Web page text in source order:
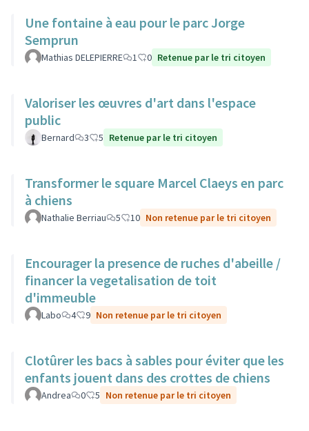
Une fontaine à eau pour le parc Jorge
Semprun
Mathias DELEPIERRE 1 0 Retenue par le tri citoyen
Valoriser les œuvres d'art dans l'espace
public
Bernard 3 5 Retenue par le tri citoyen
Transformer le square Marcel Claeys en parc
à chiens
Nathalie Berriau 5 10 Non retenue par le tri citoyen
Encourager la presence de ruches d'abeille /
financer la vegetalisation de toit
d'immeuble
Labo 4 9 Non retenue par le tri citoyen
Clotûrer les bacs à sables pour éviter que les
enfants jouent dans des crottes de chiens
Andrea 0 5 Non retenue par le tri citoyen